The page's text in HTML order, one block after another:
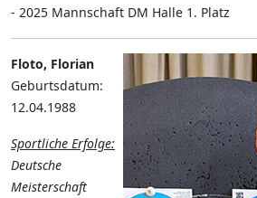
- 2025 Mannschaft DM Halle 1. Platz
Floto, Florian
Geburtsdatum:
12.04.1988
Sportliche Erfolge:
Deutsche
Meisterschaft